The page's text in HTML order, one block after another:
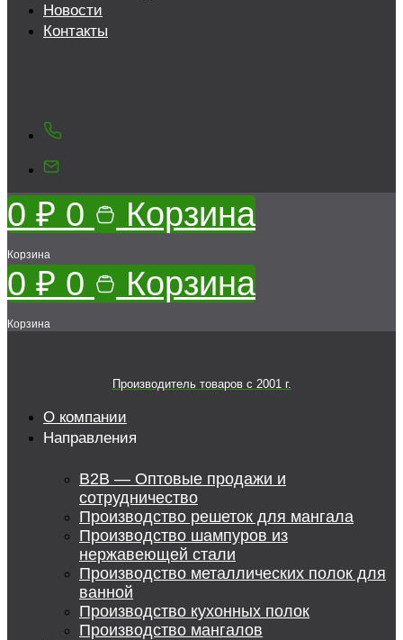
Новости
Контакты
0 ₽ 0 Корзина
Корзина
0 ₽ 0 Корзина
Корзина
Производитель товаров c 2001 г.
О компании
Направления
B2B — Оптовые продажи и
сотрудничество
Производство решеток для мангала
Производство шампуров из
нержавеющей стали
Производство металлических полок для
ванной
Производство кухонных полок
Производство мангалов